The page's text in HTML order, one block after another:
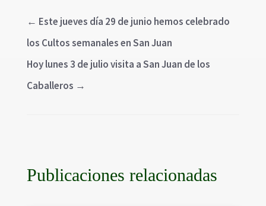
← Este jueves día 29 de junio hemos celebrado
los Cultos semanales en San Juan
Hoy lunes 3 de julio visita a San Juan de los
Caballeros →
Publicaciones relacionadas